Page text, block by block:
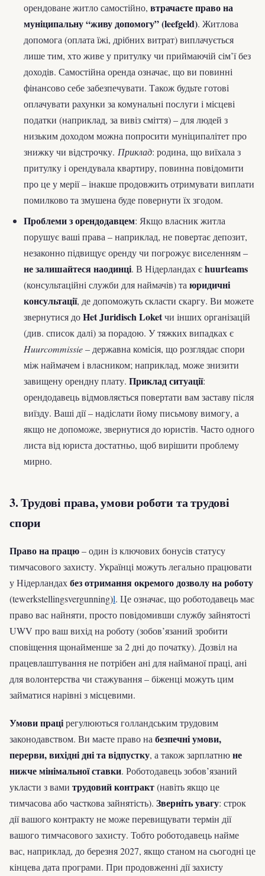
орендоване житло самостійно, втрачаєте право на
муніципальну “живу допомогу” (leefgeld). Житлова
допомога (оплата їжі, дрібних витрат) виплачується
лише тим, хто живе у притулку чи приймаючій сім’ї без
доходів. Самостійна оренда означає, що ви повинні
фінансово себе забезпечувати. Також будьте готові
оплачувати рахунки за комунальні послуги і місцеві
податки (наприклад, за вивіз сміття) – для людей з
низьким доходом можна попросити муніципалітет про
знижку чи відстрочку. Приклад: родина, що виїхала з
притулку і орендувала квартиру, повинна повідомити
про це у мерії – інакше продовжить отримувати виплати
помилково та змушена буде повернути їх згодом.
Проблеми з орендодавцем: Якщо власник житла
порушує ваші права – наприклад, не повертає депозит,
незаконно підвищує оренду чи погрожує виселенням –
не залишайтеся наодинці. В Нідерландах єhuurteams
(консультаційні служби для наймачів) та юридичні
консультації, де допоможуть скласти скаргу. Ви можете
звернутися доHet Juridisch Loketчи інших організацій
(див. список далі) за порадою. У тяжких випадках є
Huurcommissie– державна комісія, що розглядає спори
між наймачем і власником; наприклад, може знизити
завищену орендну плату. Приклад ситуації:
орендодавець відмовляється повертати вам заставу після
виїзду. Ваші дії – надіслати йому письмову вимогу, а
якщо не допоможе, звернутися до юристів. Часто одного
листа від юриста достатньо, щоб вирішити проблему
мирно.
3. Трудові права, умови роботи та трудові
спори
Право на працю– один із ключових бонусів статусу
тимчасового захисту. Українці можуть легально працювати
у Нідерландахбез отримання окремого дозволу на роботу
(tewerkstellingsvergunning)l. Це означає, що роботодавець має
право вас найняти, просто повідомивши службу зайнятості
UWV про ваш вихід на роботу (зобов’язаний зробити
сповіщення щонайменше за 2 дні до початку). Дозвіл на
працевлаштування не потрібен ані для найманої праці, ані
для волонтерства чи стажування – біженці можуть цим
займатися нарівні з місцевими.
Умови працірегулюються голландським трудовим
законодавством. Ви маєте право на безпечні умови,
перерви, вихідні дні та відпустку, а також зарплатнюне
нижче мінімальної ставки. Роботодавець зобов’язаний
укласти з вами трудовий контракт(навіть якщо це
тимчасова або часткова зайнятість). Зверніть увагу: строк
дії вашого контракту не може перевищувати термін дії
вашого тимчасового захисту. Тобто роботодавець найме
вас, наприклад, до березня 2027, якщо станом на сьогодні це
кінцева дата програми. При продовженні дії захисту